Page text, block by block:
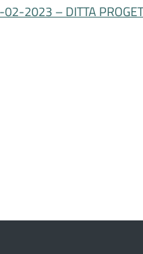
2023 – DITTA